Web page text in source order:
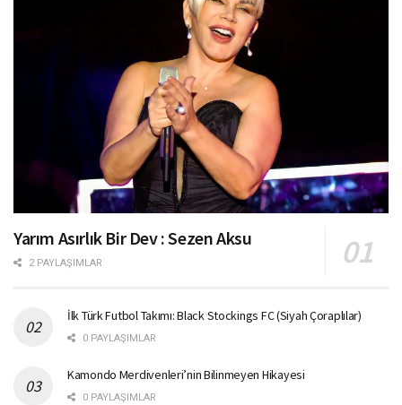
Yarım Asırlık Bir Dev : Sezen Aksu
2 PAYLAŞIMLAR
İlk Türk Futbol Takımı: Black Stockings FC (Siyah Çoraplılar)
0 PAYLAŞIMLAR
Kamondo Merdivenleri’nin Bilinmeyen Hikayesi
0 PAYLAŞIMLAR